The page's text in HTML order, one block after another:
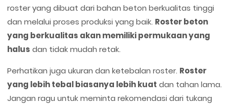
roster yang dibuat dari bahan beton berkualitas tinggi
dan melalui proses produksi yang baik. Roster beton
yang berkualitas akan memiliki permukaan yang
halus dan tidak mudah retak.
Perhatikan juga ukuran dan ketebalan roster. Roster
yang lebih tebal biasanya lebih kuat dan tahan lama.
Jangan ragu untuk meminta rekomendasi dari tukang